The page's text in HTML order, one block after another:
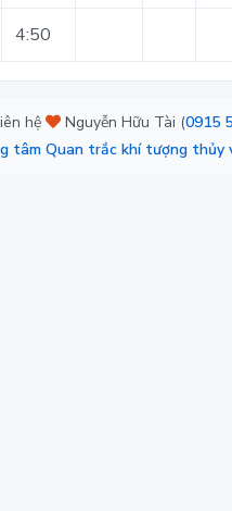
4:50
hệ Nguyễn Hữu Tài (0915
tâm Quan trắc khí tượng thủy